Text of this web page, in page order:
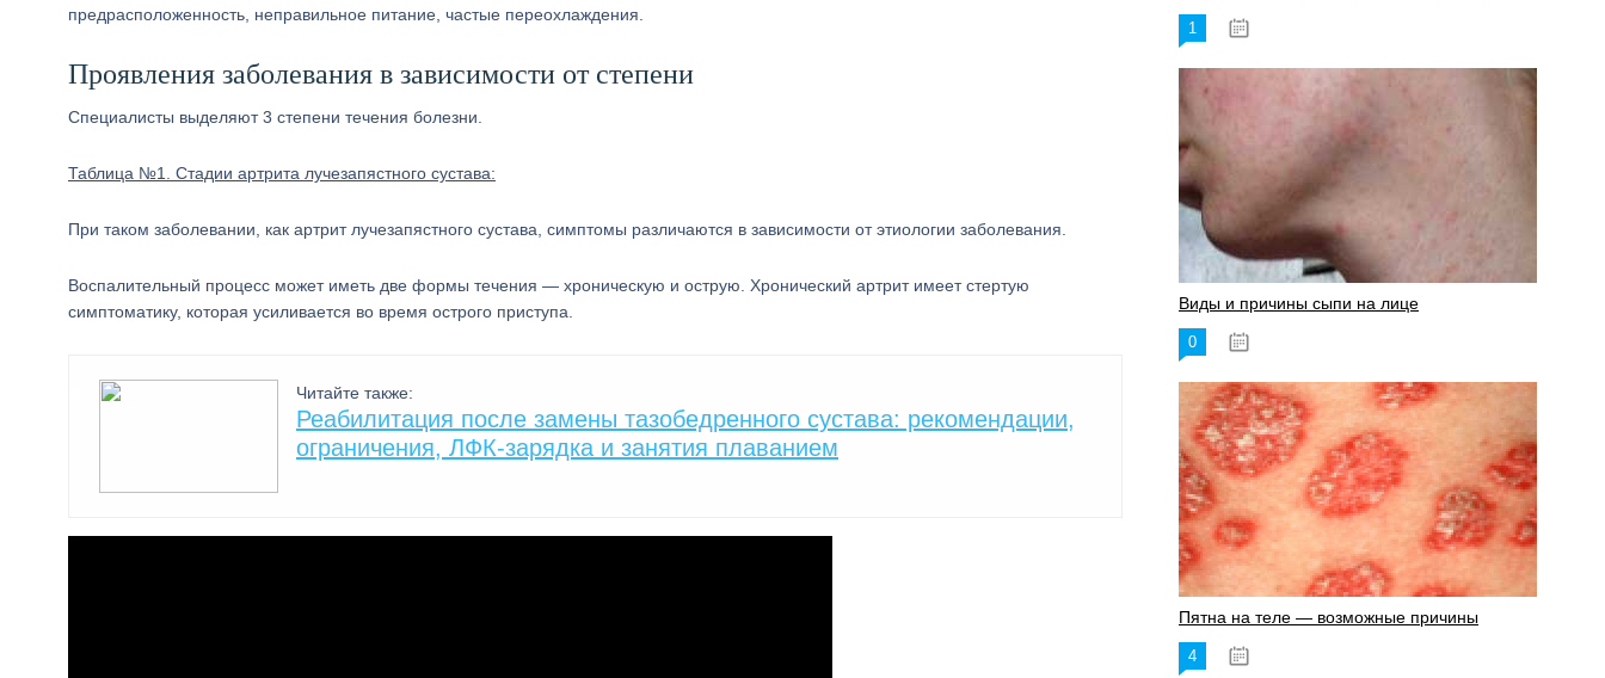
предрасположенность, неправильное питание, частые переохлаждения.
Проявления заболевания в зависимости от степени
Специалисты выделяют 3 степени течения болезни.
Таблица №1. Стадии артрита лучезапястного сустава:
При таком заболевании, как артрит лучезапястного сустава, симптомы различаются в зависимости от этиологии заболевания.
Воспалительный процесс может иметь две формы течения — хроническую и острую. Хронический артрит имеет стертую
симптоматику, которая усиливается во время острого приступа.
Читайте также:
Реабилитация после замены тазобедренного сустава: рекомендации,
ограничения, ЛФК-зарядка и занятия плаванием
1
Виды и причины сыпи на лице
0
Пятна на теле — возможные причины
4